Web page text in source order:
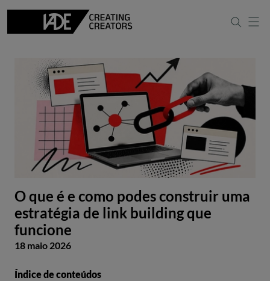
O que é e como podes construir uma
estratégia de link building que
funcione
18 maio 2026
Índice de conteúdos